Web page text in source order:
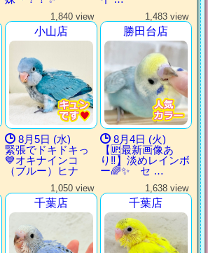
1,840 view
小山店
8月5日 (水)
緊張でドキドキっ
💙オキナインコ
（ブルー）ヒナ
1,483 view
勝田台店
8月4日 (火)
【🆙最新画像あ
り‼️】淡めレインボ
ー🌈✨ セ …
1,050 view
千葉店
1,638 view
千葉店